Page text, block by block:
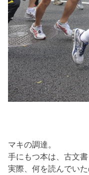
マキの調達。
手にもつ本は、古文
実際、何を読んでいた